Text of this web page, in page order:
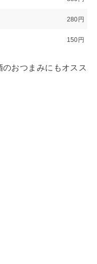
280円
150円
おつまみにもオスス